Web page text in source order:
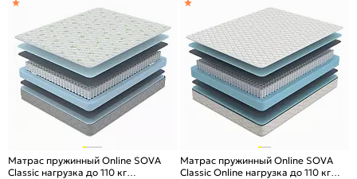
Матрас пружинный Online SOVA
Classic нагрузка до 110 кг
Матрас пружинный Online SOVA
Classic Online нагрузка до 110 кг